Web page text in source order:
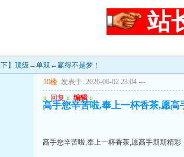
站
下】顶级→单双←赢得不是梦！
10楼 发表于: 2026-06-02 23:04 ---
u 回复 u 编辑 u
高手您辛苦啦,奉上一杯香茶,愿高
高手您辛苦啦,奉上一杯香茶,愿高手期期精彩